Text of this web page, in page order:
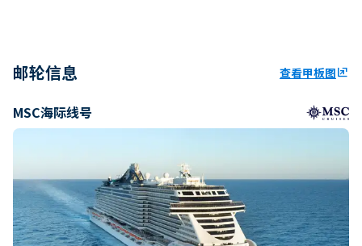
邮轮信息 查看甲板图ungroup
MSC海际线号